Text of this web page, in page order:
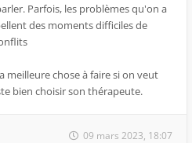
Parfois, les problèmes qu'on a
des moments difficiles de
meilleure chose à faire si on veut
bien choisir son thérapeute.
09 mars 2023, 18:07